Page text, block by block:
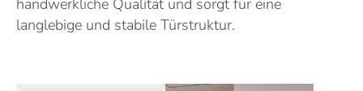
handwerkliche Qualität und sorgt für eine
langlebige und stabile Türstruktur.